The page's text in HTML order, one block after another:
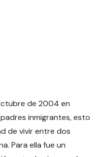
de 2004 en
inmigrantes, esto
de vivir entre dos
Para ella fue un